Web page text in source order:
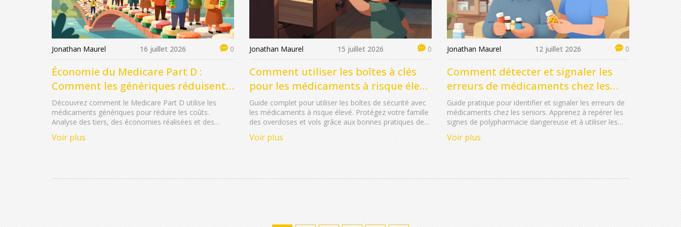
Jonathan Maurel 16 juillet 2026 0
Économie du Medicare Part D :
Comment les génériques réduisent
les coûts
Découvrez comment le Medicare Part D utilise les
médicaments génériques pour réduire les coûts.
Analyse des tiers, des économies réalisées et des
Voir plus
Jonathan Maurel 15 juillet 2026 0
Comment utiliser les boîtes à clés
pour les médicaments à risque élevé
à domicile
Guide complet pour utiliser les boîtes de sécurité avec
les médicaments à risque élevé. Protégez votre famille
des overdoses et vols grâce aux bonnes pratiques de
Voir plus
Jonathan Maurel 12 juillet 2026 0
Comment détecter et signaler les
erreurs de médicaments chez les
seniors : Guide complet
Guide pratique pour identifier et signaler les erreurs de
médicaments chez les seniors. Apprenez à repérer les
signes de polypharmacie dangereuse et à utiliser les
Voir plus